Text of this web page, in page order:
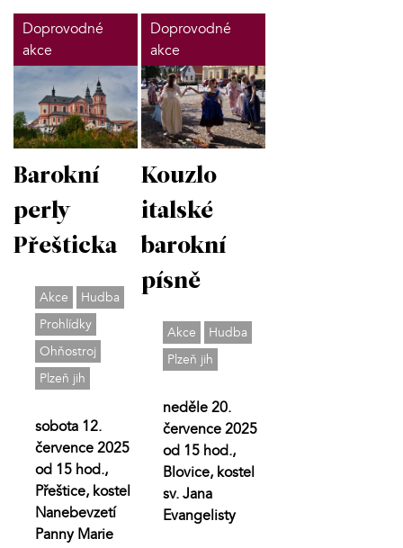
Doprovodné
akce
Barokní
perly
Přešticka
Akce
Hudba
Prohlídky
Ohňostroj
Plzeň jih
sobota 12.
července 2025
od 15 hod.,
Přeštice, kostel
Nanebevzetí
Panny Marie
Doprovodné
akce
Kouzlo
italské
barokní
písně
Akce
Hudba
Plzeň jih
neděle 20.
července 2025
od 15 hod.,
Blovice, kostel
sv. Jana
Evangelisty